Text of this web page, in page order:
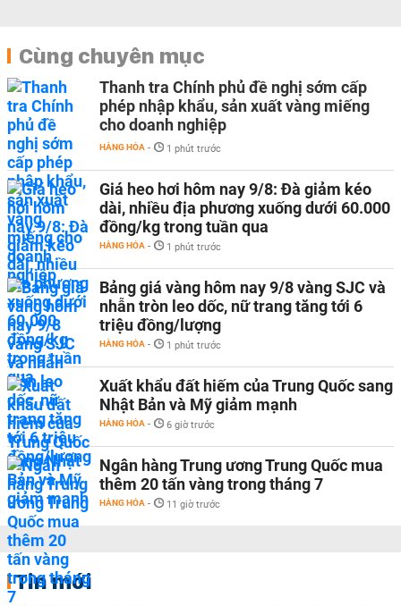
Cùng chuyên mục
Thanh tra Chính phủ đề nghị sớm cấp
phép nhập khẩu, sản xuất vàng miếng
cho doanh nghiệp
HÀNG HÓA - 1 phút trước
Giá heo hơi hôm nay 9/8: Đà giảm kéo
dài, nhiều địa phương xuống dưới 60.000
đồng/kg trong tuần qua
HÀNG HÓA - 1 phút trước
Bảng giá vàng hôm nay 9/8 vàng SJC và
nhẫn tròn leo dốc, nữ trang tăng tới 6
triệu đồng/lượng
HÀNG HÓA - 1 phút trước
Xuất khẩu đất hiếm của Trung Quốc sang
Nhật Bản và Mỹ giảm mạnh
HÀNG HÓA - 6 giờ trước
Ngân hàng Trung ương Trung Quốc mua
thêm 20 tấn vàng trong tháng 7
HÀNG HÓA - 11 giờ trước
Tin mới